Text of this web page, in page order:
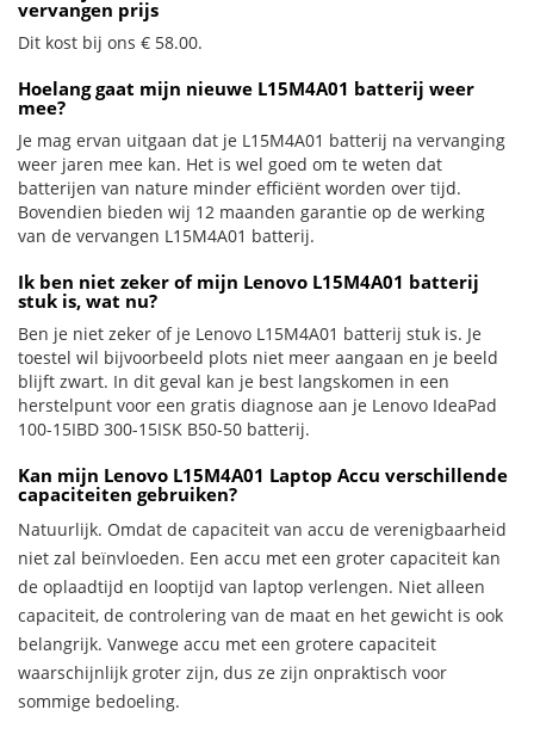
vervangen prijs
Dit kost bij ons € 58.00.
Hoelang gaat mijn nieuwe L15M4A01 batterij weer
mee?
Je mag ervan uitgaan dat je L15M4A01 batterij na vervanging
weer jaren mee kan. Het is wel goed om te weten dat
batterijen van nature minder efficiënt worden over tijd.
Bovendien bieden wij 12 maanden garantie op de werking
van de vervangen L15M4A01 batterij.
Ik ben niet zeker of mijn Lenovo L15M4A01 batterij
stuk is, wat nu?
Ben je niet zeker of je Lenovo L15M4A01 batterij stuk is. Je
toestel wil bijvoorbeeld plots niet meer aangaan en je beeld
blijft zwart. In dit geval kan je best langskomen in een
herstelpunt voor een gratis diagnose aan je Lenovo IdeaPad
100-15IBD 300-15ISK B50-50 batterij.
Kan mijn Lenovo L15M4A01 Laptop Accu verschillende
capaciteiten gebruiken?
Natuurlijk. Omdat de capaciteit van accu de verenigbaarheid
niet zal beïnvloeden. Een accu met een groter capaciteit kan
de oplaadtijd en looptijd van laptop verlengen. Niet alleen
capaciteit, de controlering van de maat en het gewicht is ook
belangrijk. Vanwege accu met een grotere capaciteit
waarschijnlijk groter zijn, dus ze zijn onpraktisch voor
sommige bedoeling.